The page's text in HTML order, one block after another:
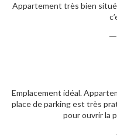
Appartement très bien
―
Emplacement idéal.
place de parking est très
pour ouvrir la